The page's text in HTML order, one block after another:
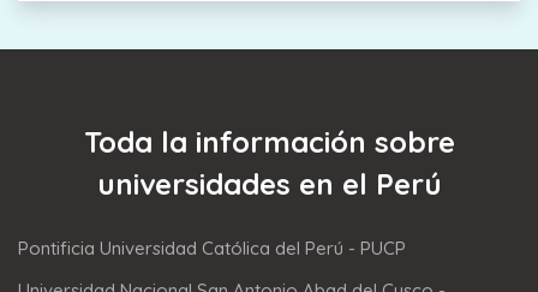
Toda la información sobre
universidades en el Perú
Pontificia Universidad Católica del Perú - PUCP